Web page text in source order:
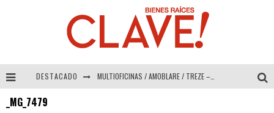
DESTACADO MULTIOFICINAS / AMOBLARE / TREZE – Especial Interiorismo & Decoración 2026
_MG_7479